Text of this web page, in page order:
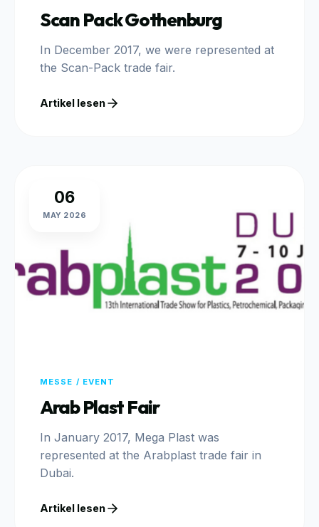
Scan Pack Gothenburg
In December 2017, we were represented at
the Scan-Pack trade fair.
Artikel lesen
06
MAY 2026
MESSE / EVENT
Arab Plast Fair
In January 2017, Mega Plast was
represented at the Arabplast trade fair in
Dubai.
Artikel lesen